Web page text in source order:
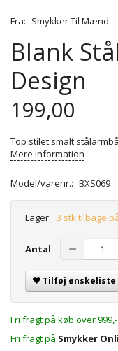
Fra: Smykker Til Mænd
Blank
Design
199,00
Top stilet smalt
Mere information
Model/varenr.: BXS069
Lager: 3 stk tilbage
Antal
Tilføj ønskeliste
Fri fragt på køb over
Fri fragt på Smykker